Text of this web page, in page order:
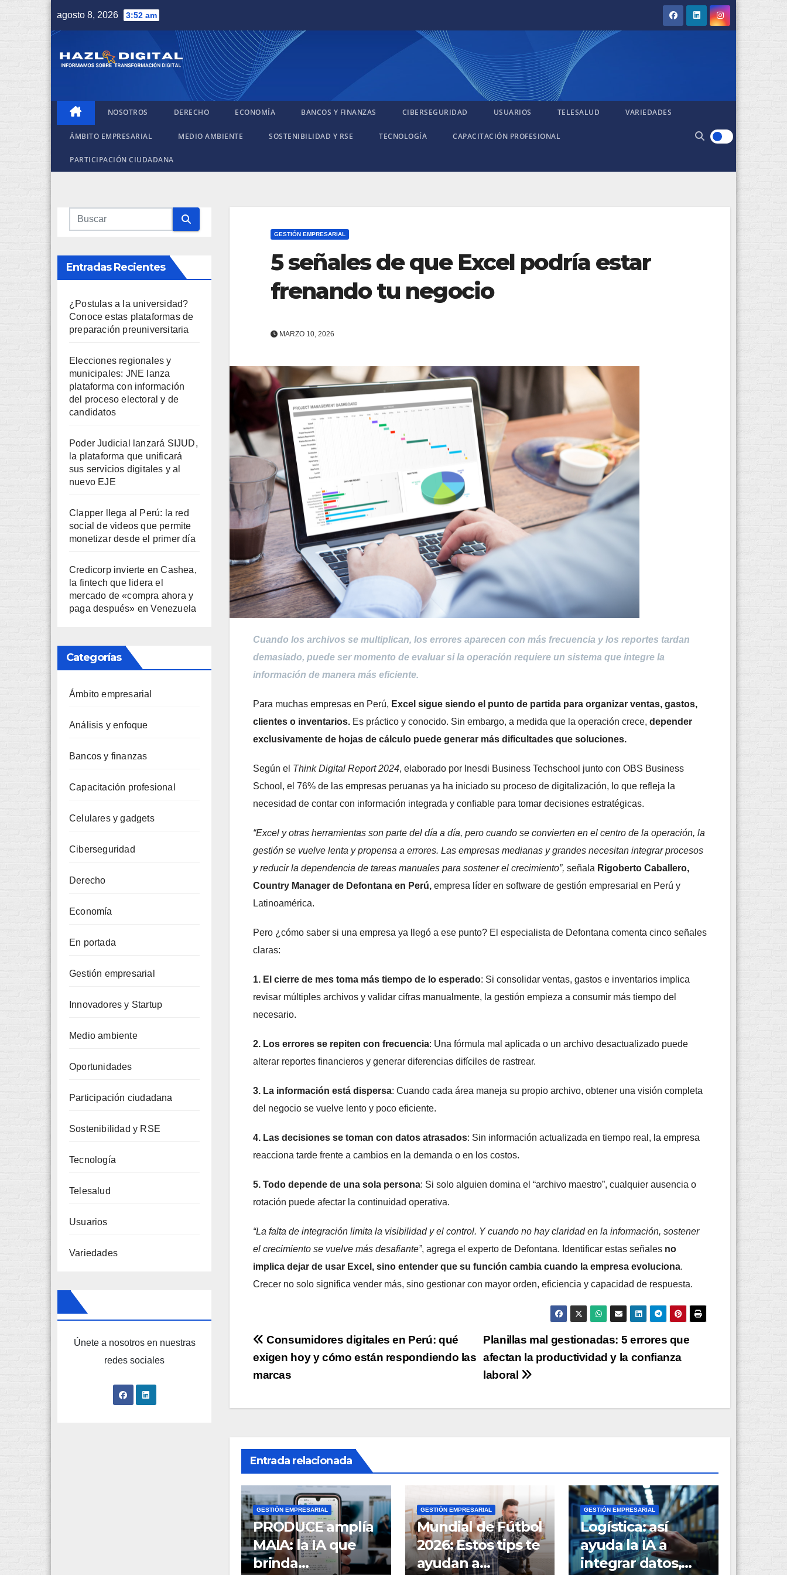
agosto 8, 2026 3:52 am
NOSOTROS DERECHO ECONOMÍA BANCOS Y FINANZAS CIBERSEGURIDAD USUARIOS TELESALUD VARIEDADES
ÁMBITO EMPRESARIAL MEDIO AMBIENTE SOSTENIBILIDAD Y RSE TECNOLOGÍA CAPACITACIÓN PROFESIONAL
PARTICIPACIÓN CIUDADANA
Entradas Recientes
¿Postulas a la universidad?
Conoce estas plataformas de
preparación preuniversitaria
Elecciones regionales y
municipales: JNE lanza
plataforma con información
del proceso electoral y de
candidatos
Poder Judicial lanzará SIJUD,
la plataforma que unificará
sus servicios digitales y al
nuevo EJE
Clapper llega al Perú: la red
social de videos que permite
monetizar desde el primer día
Credicorp invierte en Cashea,
la fintech que lidera el
mercado de «compra ahora y
paga después» en Venezuela
Categorías
Ámbito empresarial
Análisis y enfoque
Bancos y finanzas
Capacitación profesional
Celulares y gadgets
Ciberseguridad
Derecho
Economía
En portada
Gestión empresarial
Innovadores y Startup
Medio ambiente
Oportunidades
Participación ciudadana
Sostenibilidad y RSE
Tecnología
Telesalud
Usuarios
Variedades
Únete a nosotros en nuestras
redes sociales
GESTIÓN EMPRESARIAL
5 señales de que Excel podría estar
frenando tu negocio
MARZO 10, 2026
Cuando los archivos se multiplican, los errores aparecen con más frecuencia y los reportes tardan
demasiado, puede ser momento de evaluar si la operación requiere un sistema que integre la
información de manera más eficiente.
Para muchas empresas en Perú, Excel sigue siendo el punto de partida para organizar ventas, gastos,
clientes o inventarios. Es práctico y conocido. Sin embargo, a medida que la operación crece, depender
exclusivamente de hojas de cálculo puede generar más dificultades que soluciones.
Según el Think Digital Report 2024, elaborado por Inesdi Business Techschool junto con OBS Business
School, el 76% de las empresas peruanas ya ha iniciado su proceso de digitalización, lo que refleja la
necesidad de contar con información integrada y confiable para tomar decisiones estratégicas.
“Excel y otras herramientas son parte del día a día, pero cuando se convierten en el centro de la operación, la
gestión se vuelve lenta y propensa a errores. Las empresas medianas y grandes necesitan integrar procesos
y reducir la dependencia de tareas manuales para sostener el crecimiento”, señala Rigoberto Caballero,
Country Manager de Defontana en Perú, empresa líder en software de gestión empresarial en Perú y
Latinoamérica.
Pero ¿cómo saber si una empresa ya llegó a ese punto? El especialista de Defontana comenta cinco señales
claras:
1. El cierre de mes toma más tiempo de lo esperado: Si consolidar ventas, gastos e inventarios implica
revisar múltiples archivos y validar cifras manualmente, la gestión empieza a consumir más tiempo del
necesario.
2. Los errores se repiten con frecuencia: Una fórmula mal aplicada o un archivo desactualizado puede
alterar reportes financieros y generar diferencias difíciles de rastrear.
3. La información está dispersa: Cuando cada área maneja su propio archivo, obtener una visión completa
del negocio se vuelve lento y poco eficiente.
4. Las decisiones se toman con datos atrasados: Sin información actualizada en tiempo real, la empresa
reacciona tarde frente a cambios en la demanda o en los costos.
5. Todo depende de una sola persona: Si solo alguien domina el “archivo maestro”, cualquier ausencia o
rotación puede afectar la continuidad operativa.
“La falta de integración limita la visibilidad y el control. Y cuando no hay claridad en la información, sostener
el crecimiento se vuelve más desafiante”, agrega el experto de Defontana. Identificar estas señales no
implica dejar de usar Excel, sino entender que su función cambia cuando la empresa evoluciona.
Crecer no solo significa vender más, sino gestionar con mayor orden, eficiencia y capacidad de respuesta.
Navegación
de
Planillas mal gestionadas: 5 errores que
afectan la productividad y la confianza
laboral
Consumidores digitales en Perú: qué
exigen hoy y cómo están respondiendo las
marcas
Entrada relacionada
GESTIÓN EMPRESARIAL
PRODUCE amplía
MAIA: la IA que
brinda
GESTIÓN EMPRESARIAL
Mundial de Fútbol
2026: Estos tips te
ayudan a
GESTIÓN EMPRESARIAL
Logística: así
ayuda la IA a
integrar datos,